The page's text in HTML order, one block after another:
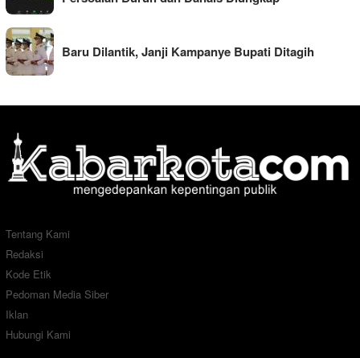
Baru Dilantik, Janji Kampanye Bupati Ditagih
Tentang Kami
Redaksi
Kode Etik
Pedoman Media Siber
Iklan
Hubungi Kami